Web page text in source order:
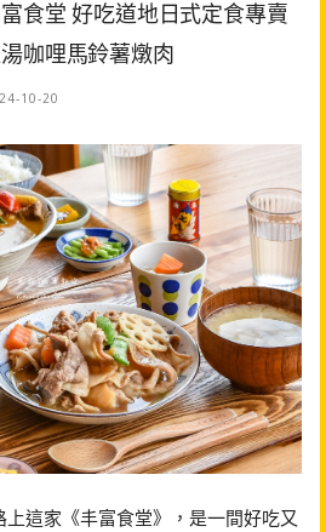
食堂 好吃道地日式定食專賣
咖哩馬鈴薯燉肉
10-20
這家《丰富食堂》，是一間好吃又